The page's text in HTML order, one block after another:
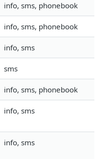
info, sms, phonebook
info, sms, phonebook
info, sms
sms
info, sms, phonebook
info, sms
info, sms